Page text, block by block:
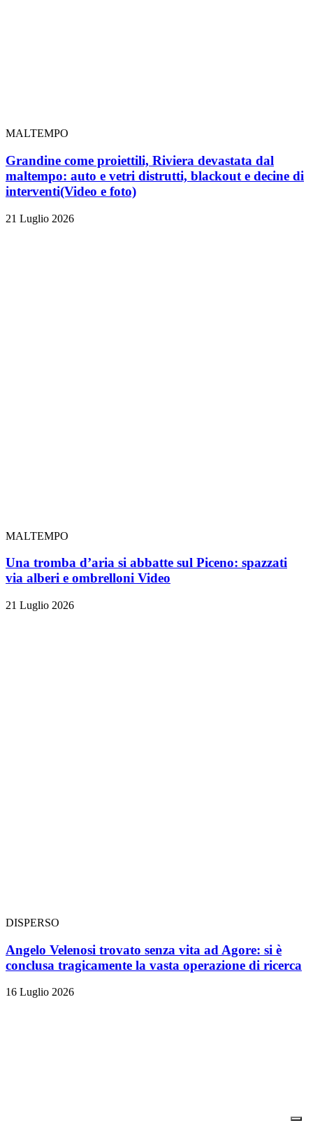
MALTEMPO
Grandine come proiettili, Riviera devastata dal
maltempo: auto e vetri distrutti, blackout e decine di
interventi(Video e foto)
21 Luglio 2026
MALTEMPO
Una tromba d’aria si abbatte sul Piceno: spazzati
via alberi e ombrelloni Video
21 Luglio 2026
DISPERSO
Angelo Velenosi trovato senza vita ad Agore: si è
conclusa tragicamente la vasta operazione di ricerca
16 Luglio 2026